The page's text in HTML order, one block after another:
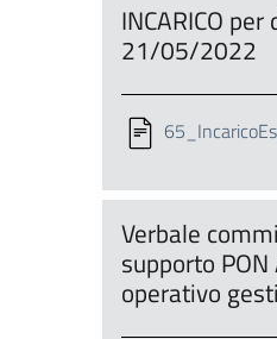
INCARICO
21/05/2022
Verbale
supporto
operativo